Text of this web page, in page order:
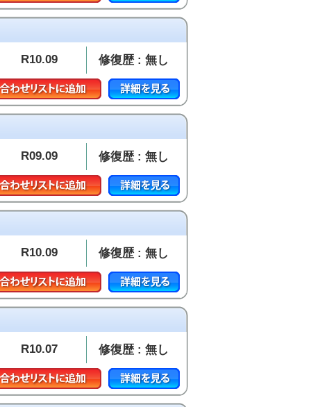
R10.09 修復歴 : 無し
R09.09 修復歴 : 無し
R10.09 修復歴 : 無し
R10.07 修復歴 : 無し